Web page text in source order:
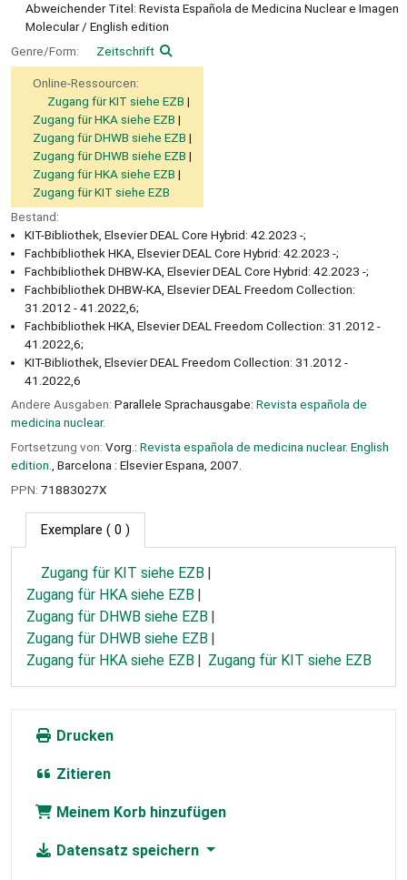
Abweichender Titel: Revista Española de Medicina Nuclear e Imagen
Molecular / English edition
Genre/Form:
Zeitschrift
Online-Ressourcen:
Zugang für KIT siehe EZB
Zugang für HKA siehe EZB
Zugang für DHWB siehe EZB
Zugang für DHWB siehe EZB
Zugang für HKA siehe EZB
Zugang für KIT siehe EZB
Bestand:
KIT-Bibliothek, Elsevier DEAL Core Hybrid: 42.2023 -;
Fachbibliothek HKA, Elsevier DEAL Core Hybrid: 42.2023 -;
Fachbibliothek DHBW-KA, Elsevier DEAL Core Hybrid: 42.2023 -;
Fachbibliothek DHBW-KA, Elsevier DEAL Freedom Collection:
31.2012 - 41.2022,6;
Fachbibliothek HKA, Elsevier DEAL Freedom Collection: 31.2012 -
41.2022,6;
KIT-Bibliothek, Elsevier DEAL Freedom Collection: 31.2012 -
41.2022,6
Andere Ausgaben: Parallele Sprachausgabe: Revista española de
medicina nuclear.
Fortsetzung von: Vorg.: Revista española de medicina nuclear. English
edition.
, Barcelona : Elsevier Espana, 2007.
PPN: 71883027X
Exemplare ( 0 )
Zugang für KIT siehe EZB
Zugang für HKA siehe EZB
Zugang für DHWB siehe EZB
Zugang für DHWB siehe EZB
Zugang für HKA siehe EZB
Zugang für KIT siehe EZB
Drucken
Zitieren
Meinem Korb hinzufügen
Datensatz speichern